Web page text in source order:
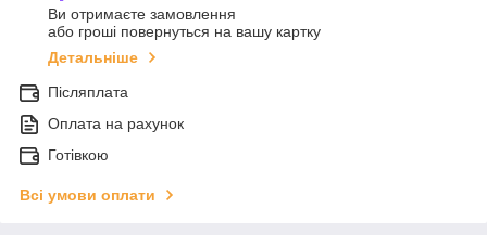
Ви отримаєте замовлення
або гроші повернуться на вашу картку
Детальніше
Післяплата
Оплата на рахунок
Готівкою
Всі умови оплати